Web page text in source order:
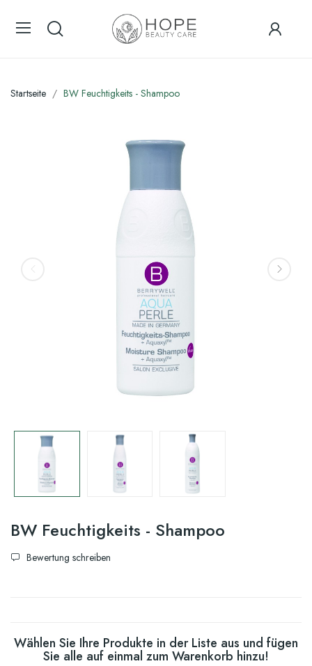
Startseite BW Feuchtigkeits - Shampoo
BW Feuchtigkeits - Shampoo
Bewertung schreiben
Wählen Sie Ihre Produkte in der Liste aus und fügen
Sie alle auf einmal zum Warenkorb hinzu!